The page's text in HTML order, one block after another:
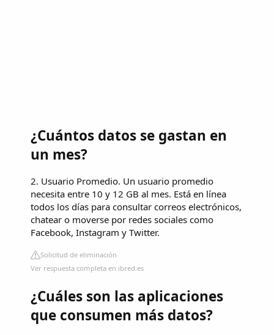
¿Cuántos datos se gastan en
un mes?
2. Usuario Promedio. Un usuario promedio
necesita entre 10 y 12 GB al mes. Está en línea
todos los días para consultar correos electrónicos,
chatear o moverse por redes sociales como
Facebook, Instagram y Twitter.
Solicitud de eliminación
Ver respuesta completa en ibred.es
¿Cuáles son las aplicaciones
que consumen más datos?